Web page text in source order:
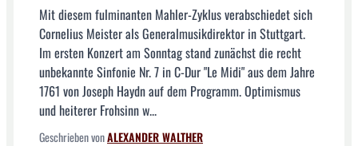
Mit diesem fulminanten Mahler-Zyklus verabschiedet sich
Cornelius Meister als Generalmusikdirektor in Stuttgart.
Im ersten Konzert am Sonntag stand zunächst die recht
unbekannte Sinfonie Nr. 7 in C-Dur "Le Midi" aus dem Jahre
1761 von Joseph Haydn auf dem Programm. Optimismus
und heiterer Frohsinn w...
Geschrieben vonALEXANDER WALTHER